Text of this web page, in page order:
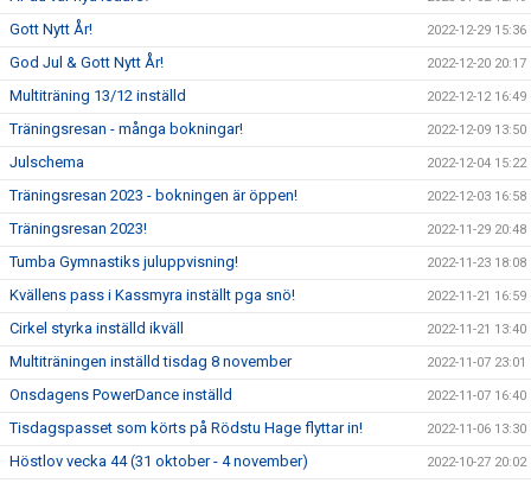
Gott Nytt År! 2022-12-29 15:36
God Jul & Gott Nytt År! 2022-12-20 20:17
Multiträning 13/12 inställd 2022-12-12 16:49
Träningsresan - många bokningar! 2022-12-09 13:50
Julschema 2022-12-04 15:22
Träningsresan 2023 - bokningen är öppen! 2022-12-03 16:58
Träningsresan 2023! 2022-11-29 20:48
Tumba Gymnastiks juluppvisning! 2022-11-23 18:08
Kvällens pass i Kassmyra inställt pga snö! 2022-11-21 16:59
Cirkel styrka inställd ikväll 2022-11-21 13:40
Multiträningen inställd tisdag 8 november 2022-11-07 23:01
Onsdagens PowerDance inställd 2022-11-07 16:40
Tisdagspasset som körts på Rödstu Hage flyttar in! 2022-11-06 13:30
Höstlov vecka 44 (31 oktober - 4 november) 2022-10-27 20:02